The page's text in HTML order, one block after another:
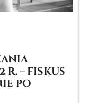
r. – fiskus
po